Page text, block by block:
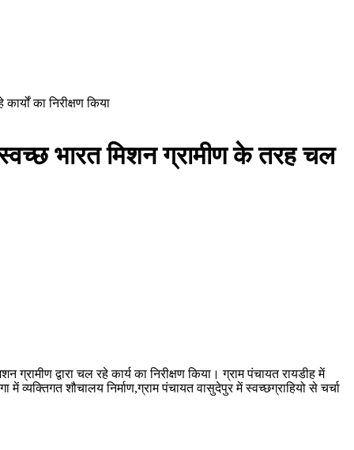
का निरीक्षण किया
भारत मिशन ग्रामीण के तरह चल
द्वारा चल रहे कार्य का निरीक्षण किया। ग्राम पंचायत रायडीह में
शौचालय निर्माण,ग्राम पंचायत वासुदेपुर में स्वच्छग्राहियो से चर्चा